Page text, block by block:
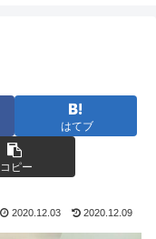
はてブ
コピー
2020.12.03 2020.12.09